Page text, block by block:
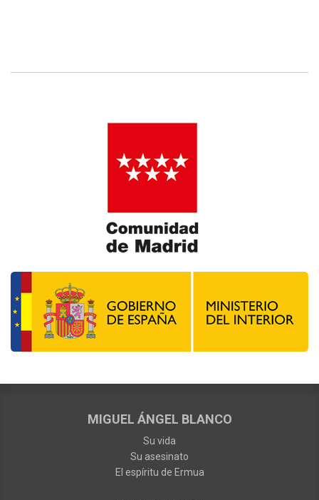
MIGUEL ÁNGEL BLANCO
Su vida
Su asesinato
El espíritu de Ermua